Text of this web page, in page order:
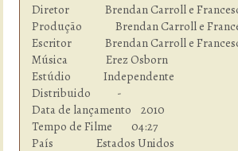
Diretor               Brendan Carroll e
Produção              Brendan Carroll e
Escritor              Brendan Carroll e
Música                Erez Osborn
Estúdio  	      Independente
Distribuido           -
Data de lançamento    2010
Tempo de Filme        04:27
País                  Estados Unidos